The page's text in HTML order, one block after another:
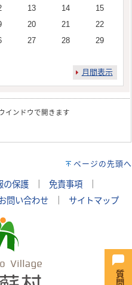
13 14
15
20 21
22
27 28
29
月間表示
インドウで開きます
ページの先頭へ
の保護 免責事項
問い合わせ サイトマップ